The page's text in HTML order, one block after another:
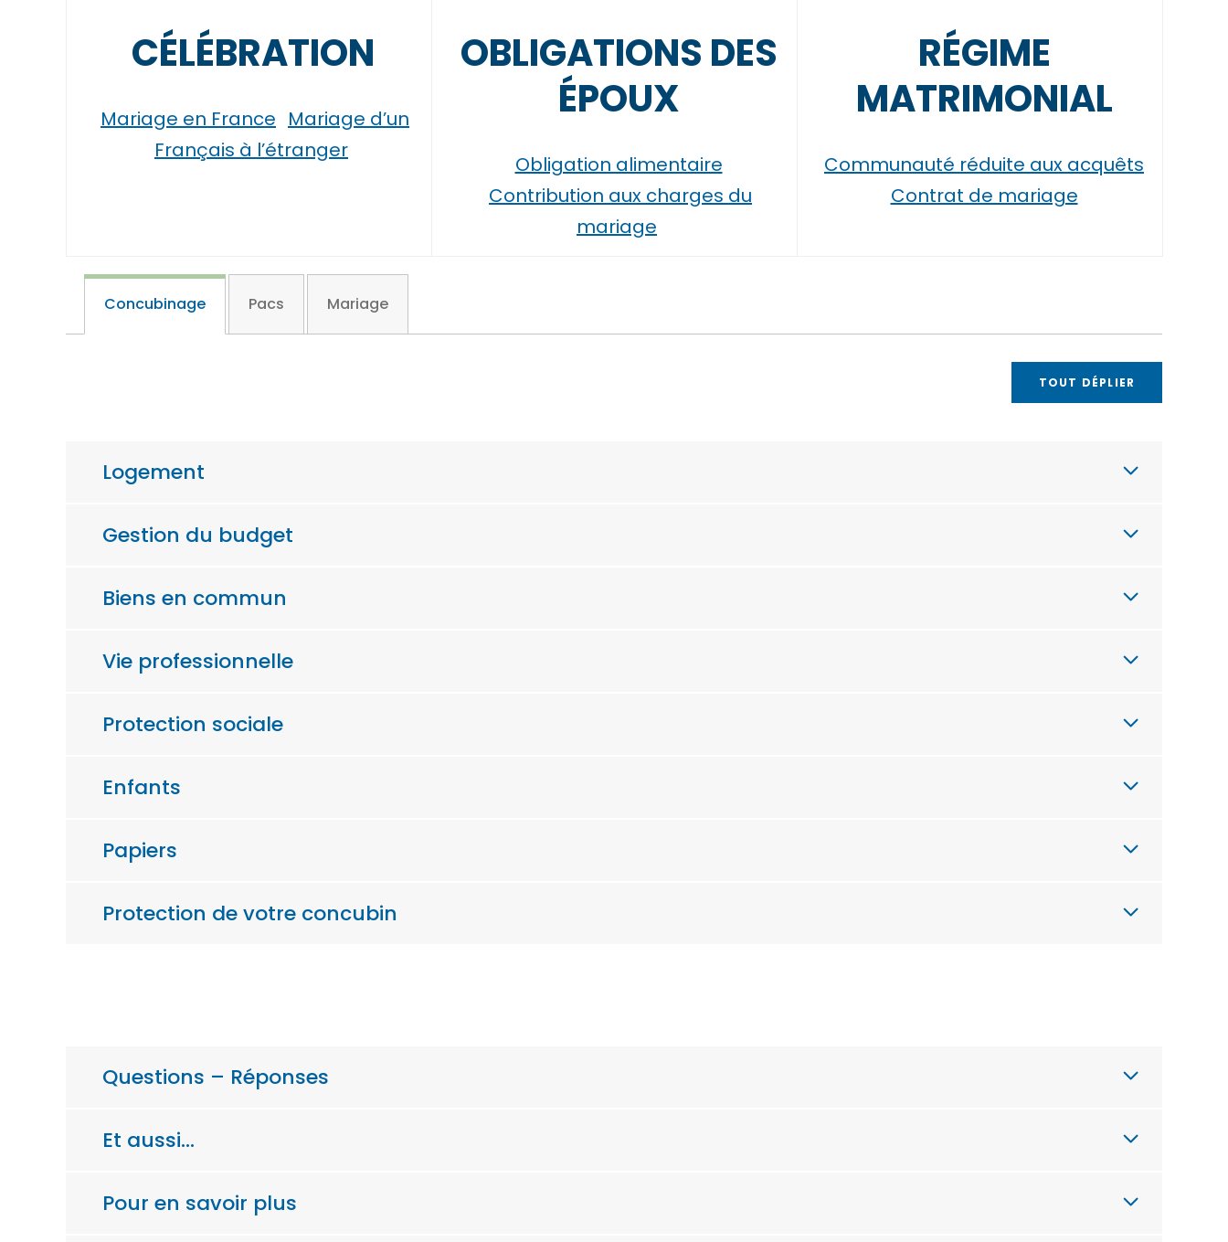
CÉLÉBRATION
Mariage en France Mariage d’un
Français à l’étranger
OBLIGATIONS DES
ÉPOUX
Obligation alimentaire
Contribution aux charges du
mariage
RÉGIME
MATRIMONIAL
Communauté réduite aux acquêts
Contrat de mariage
Concubinage Pacs Mariage
TOUT DÉPLIER
Logement
Gestion du budget
Biens en commun
Vie professionnelle
Protection sociale
Enfants
Papiers
Protection de votre concubin
Questions – Réponses
Et aussi…
Pour en savoir plus